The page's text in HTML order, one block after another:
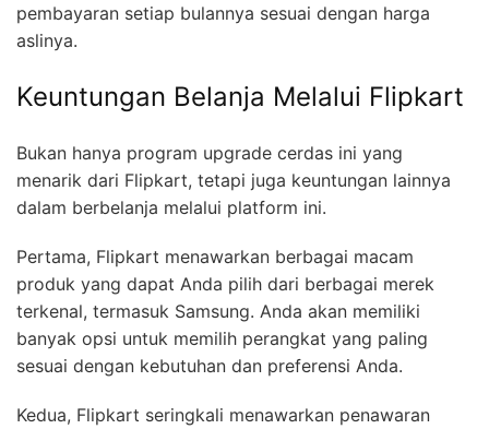
pembayaran setiap bulannya sesuai dengan harga
aslinya.
Keuntungan Belanja Melalui Flipkart
Bukan hanya program upgrade cerdas ini yang
menarik dari Flipkart, tetapi juga keuntungan lainnya
dalam berbelanja melalui platform ini.
Pertama, Flipkart menawarkan berbagai macam
produk yang dapat Anda pilih dari berbagai merek
terkenal, termasuk Samsung. Anda akan memiliki
banyak opsi untuk memilih perangkat yang paling
sesuai dengan kebutuhan dan preferensi Anda.
Kedua, Flipkart seringkali menawarkan penawaran